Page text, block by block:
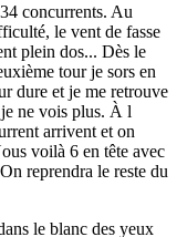
concurrents. Au
le vent de fasse
plein dos... Dès le
tour je sors en
dure et je me retrouve
ne vois plus. À l
arrivent et on
voilà 6 en tête avec
reprendra le reste du
le blanc des yeux